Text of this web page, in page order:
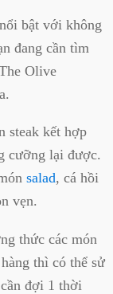
bật với không
đang cần tìm
Olive
steak kết hợp
cưỡng lại được.
salad, cá hồi
vẹn.
thức các món
thì có thể sử
đợi 1 thời